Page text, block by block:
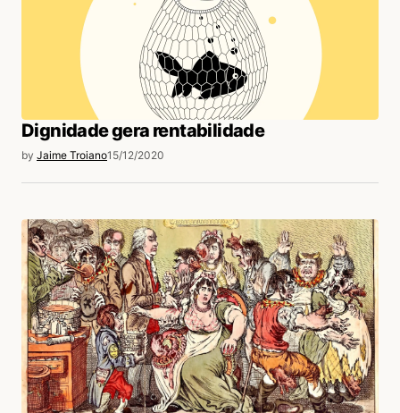
Dignidade gera rentabilidade
by Jaime Troiano15/12/2020